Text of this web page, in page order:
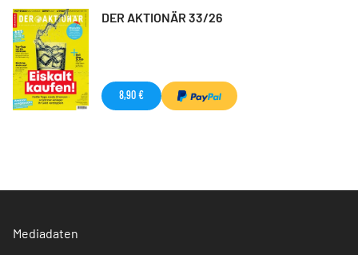
DER AKTIONÄR 33/26
8,90 €
Mediadaten